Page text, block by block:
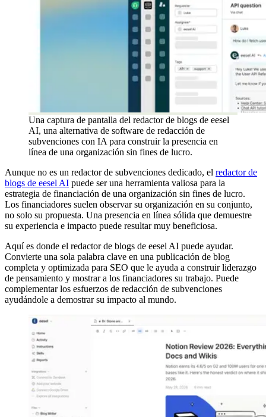
Una captura de pantalla del redactor de blogs de eesel
AI, una alternativa de software de redacción de
subvenciones con IA para construir la presencia en
línea de una organización sin fines de lucro.
Aunque no es un redactor de subvenciones dedicado, el redactor de
blogs de eesel AI puede ser una herramienta valiosa para la
estrategia de financiación de una organización sin fines de lucro.
Los financiadores suelen observar su organización en su conjunto,
no solo su propuesta. Una presencia en línea sólida que demuestre
su experiencia e impacto puede resultar muy beneficiosa.
Aquí es donde el redactor de blogs de eesel AI puede ayudar.
Convierte una sola palabra clave en una publicación de blog
completa y optimizada para SEO que le ayuda a construir liderazgo
de pensamiento y mostrar a los financiadores su trabajo. Puede
complementar los esfuerzos de redacción de subvenciones
ayudándole a demostrar su impacto al mundo.